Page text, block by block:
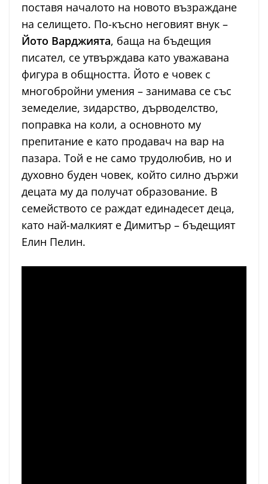
поставя началото на новото възраждане
на селището. По-късно неговият внук –
Йото Варджията, баща на бъдещия
писател, се утвърждава като уважавана
фигура в общността. Йото е човек с
многобройни умения – занимава се със
земеделие, зидарство, дърводелство,
поправка на коли, а основното му
препитание е като продавач на вар на
пазара. Той е не само трудолюбив, но и
духовно буден човек, който силно държи
децата му да получат образование. В
семейството се раждат единадесет деца,
като най-малкият е Димитър – бъдещият
Елин Пелин.